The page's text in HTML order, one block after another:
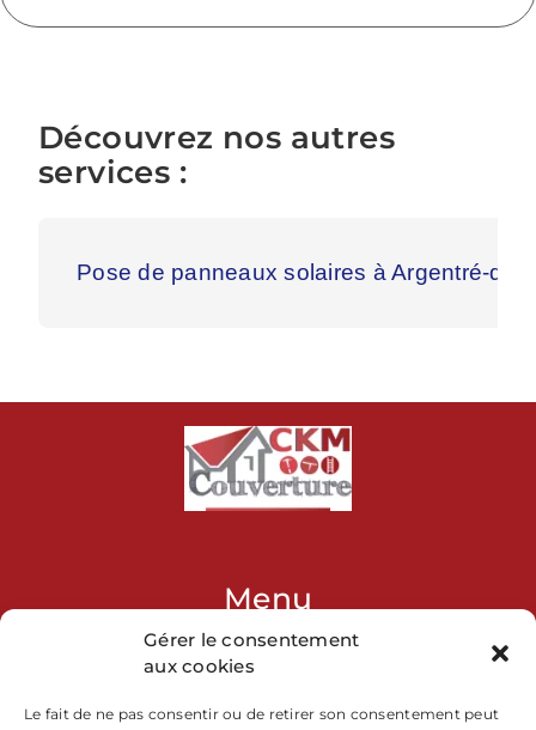
Gérer le consentement
aux cookies
Le fait de ne pas consentir ou de retirer son consentement peut
Découvrez nos autres
services :
Pose de panneaux solaires à Argentré-du-
Menu
Accueil